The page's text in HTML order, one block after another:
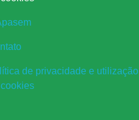
de privacidade e utilização